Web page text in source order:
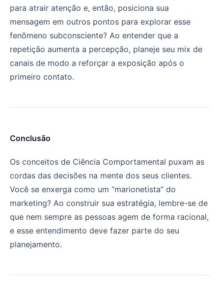
para atrair atenção e, então, posiciona sua
mensagem em outros pontos para explorar esse
fenômeno subconsciente? Ao entender que a
repetição aumenta a percepção, planeje seu mix de
canais de modo a reforçar a exposição após o
primeiro contato.
Conclusão
Os conceitos de Ciência Comportamental puxam as
cordas das decisões na mente dos seus clientes.
Você se enxerga como um “marionetista” do
marketing? Ao construir sua estratégia, lembre-se de
que nem sempre as pessoas agem de forma racional,
e esse entendimento deve fazer parte do seu
planejamento.